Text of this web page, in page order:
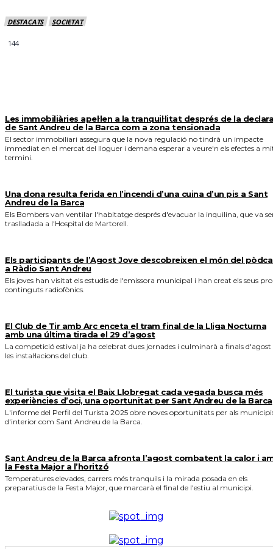
DESTACATS SOCIETAT
144
Les immobiliàries apel·len a la tranquil·litat després de la
de Sant Andreu de la Barca com a zona tensionada
El sector immobiliari assegura que la nova regulació no tindrà un impacte
immediat en el mercat del lloguer i demana esperar a veure'n els efectes a
termini.
Una dona resulta ferida en l’incendi d’una cuina d’un pis a Sant
Andreu de la Barca
Els Bombers van ventilar l'habitatge després d'evacuar la inquilina, que va
traslladada a l'Hospital de Martorell.
Els participants de l’Agost Jove descobreixen el món del
a Ràdio Sant Andreu
Els joves han visitat els estudis de l'emissora municipal i han creat els seus
continguts radiofònics.
El Club de Tir amb Arc enceta el tram final de la Lliga Nocturna
amb una última tirada el 29 d’agost
La competició estival ja ha celebrat dues jornades i culminarà a finals d'agost
les instal·lacions del club.
El turista que visita el Baix Llobregat cada vegada busca més
experiències d’oci, una oportunitat per Sant Andreu de la Barca
L'informe del Perfil del Turista 2025 obre noves oportunitats per als
d'interior com Sant Andreu de la Barca.
Sant Andreu de la Barca afronta l’agost combatent la calor i
la Festa Major a l’horitzó
Temperatures elevades, carrers més tranquils i la mirada posada en els
preparatius de la Festa Major, que marcarà el final de l'estiu al municipi.